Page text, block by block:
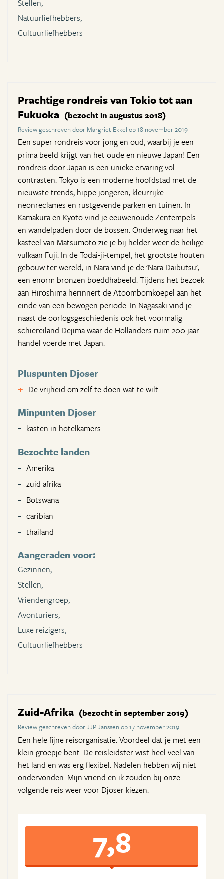
Natuurliefhebbers,
Cultuurliefhebbers
Prachtige rondreis van Tokio tot aan
Fukuoka (bezocht in augustus 2018)
Review geschreven door Margriet Ekkel op 18 november 2019
Een super rondreis voor jong en oud, waarbij je een
prima beeld krijgt van het oude en nieuwe Japan! Een
rondreis door Japan is een unieke ervaring vol
contrasten. Tokyo is een moderne hoofdstad met de
nieuwste trends, hippe jongeren, kleurrijke
neonreclames en rustgevende parken en tuinen. In
Kamakura en Kyoto vind je eeuwenoude Zentempels
en wandelpaden door de bossen. Onderweg naar het
kasteel van Matsumoto zie je bij helder weer de heilige
vulkaan Fuji. In de Todai-ji-tempel, het grootste houten
gebouw ter wereld, in Nara vind je de 'Nara Daibutsu',
een enorm bronzen boeddhabeeld. Tijdens het bezoek
aan Hiroshima herinnert de Atoombomkoepel aan het
einde van een bewogen periode. In Nagasaki vind je
naast de oorlogsgeschiedenis ook het voormalig
schiereiland Dejima waar de Hollanders ruim 200 jaar
handel voerde met Japan.
Pluspunten Djoser
De vrijheid om zelf te doen wat te wilt
Minpunten Djoser
kasten in hotelkamers
Bezochte landen
Amerika
zuid afrika
Botswana
caribian
thailand
Aangeraden voor:
Gezinnen,
Stellen,
Vriendengroep,
Avonturiers,
Luxe reizigers,
Cultuurliefhebbers
Zuid-Afrika (bezocht in september 2019)
Review geschreven door JJP Janssen op 17 november 2019
Een hele fijne reisorganisatie. Voordeel dat je met een
klein groepje bent. De reisleidster wist heel veel van
het land en was erg flexibel. Nadelen hebben wij niet
ondervonden. Mijn vriend en ik zouden bij onze
volgende reis weer voor Djoser kiezen.
7,8